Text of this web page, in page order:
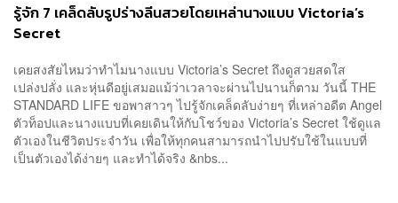
รู้จัก 7 เคล็ดลับรูปร่างลีนสวยโดยเหล่านางแบบ Victoria’s
Secret
เคยสงสัยไหมว่าทำไมนางแบบ Victoria’s Secret ถึงดูสวยสดใส
เปล่งปลั่ง และหุ่นดีอยู่เสมอแม้ว่าเวลาจะผ่านไปนานก็ตาม วันนี้ THE
STANDARD LIFE ขอพาสาวๆ ไปรู้จักเคล็ดลับง่ายๆ ที่เหล่าอดีต Angel
ตัวท็อปและนางแบบที่เคยเดินให้กับโชว์ของ Victoria’s Secret ใช้ดูแล
ตัวเองในชีวิตประจำวัน เพื่อให้ทุกคนสามารถนำไปปรับใช้ในแบบที่
เป็นตัวเองได้ง่ายๆ และทำได้จริง &nbs...